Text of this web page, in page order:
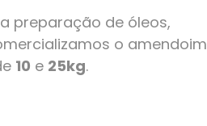
preparação de óleos,
o amendoim
10 e 25kg.